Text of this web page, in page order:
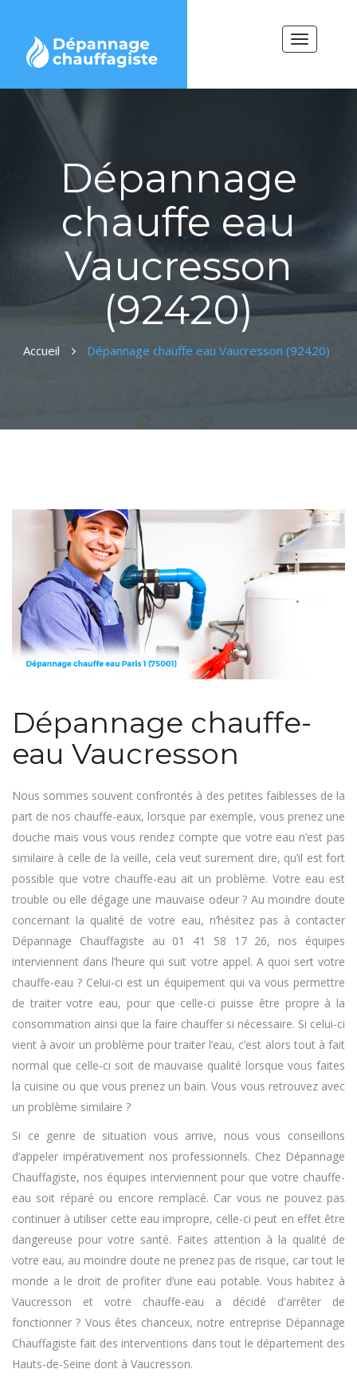
Toggle
Dépannage
chauffe eau
Vaucresson
(92420)
Accueil Dépannage chauffe eau Vaucresson (92420)
Dépannage chauffe-
eau Vaucresson
Nous sommes souvent confrontés à des petites faiblesses de la
part de nos chauffe-eaux, lorsque par exemple, vous prenez une
douche mais vous vous rendez compte que votre eau n’est pas
similaire à celle de la veille, cela veut surement dire, qu’il est fort
possible que votre chauffe-eau ait un problème. Votre eau est
trouble ou elle dégage une mauvaise odeur ? Au moindre doute
concernant la qualité de votre eau, n’hésitez pas à contacter
Dépannage Chauffagiste au 01 41 58 17 26, nos équipes
interviennent dans l’heure qui suit votre appel. A quoi sert votre
chauffe-eau ? Celui-ci est un équipement qui va vous permettre
de traiter votre eau, pour que celle-ci puisse être propre à la
consommation ainsi que la faire chauffer si nécessaire. Si celui-ci
vient à avoir un problème pour traiter l’eau, c’est alors tout à fait
normal que celle-ci soit de mauvaise qualité lorsque vous faites
la cuisine ou que vous prenez un bain. Vous vous retrouvez avec
un problème similaire ?
Si ce genre de situation vous arrive, nous vous conseillons
d’appeler impérativement nos professionnels. Chez Dépannage
Chauffagiste, nos équipes interviennent pour que votre chauffe-
eau soit réparé ou encore remplacé. Car vous ne pouvez pas
continuer à utiliser cette eau impropre, celle-ci peut en effet être
dangereuse pour votre santé. Faites attention à la qualité de
votre eau, au moindre doute ne prenez pas de risque, car tout le
monde a le droit de profiter d’une eau potable. Vous habitez à
Vaucresson et votre chauffe-eau a décidé d'arrêter de
fonctionner ? Vous êtes chanceux, notre entreprise Dépannage
Chauffagiste fait des interventions dans tout le département des
Hauts-de-Seine dont à Vaucresson.